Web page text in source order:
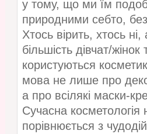
у тому, що ми їм
природними себто,
Хтось вірить, хтось
більшість дівчат/жінок
користуються
мова не лише про
а про всілякі маски-
Сучасна косметологія
порівнюється з